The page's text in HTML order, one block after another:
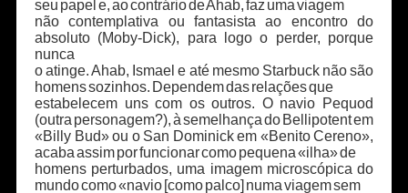
seu papel e, ao contrário de Ahab, faz uma viagem
não contemplativa ou fantasista ao encontro do
absoluto (Moby-Dick), para logo o perder, porque
nunca
o atinge. Ahab, Ismael e até mesmo Starbuck não são
homens sozinhos. Dependem das relações que
estabelecem uns com os outros. O navio Pequod
(outra personagem?), à semelhança do Bellipotent em
«Billy Bud» ou o San Dominick em «Benito Cereno»,
acaba assim por funcionar como pequena «ilha» de
homens perturbados, uma imagem microscópica do
mundo como «navio [como palco] numa viagem sem